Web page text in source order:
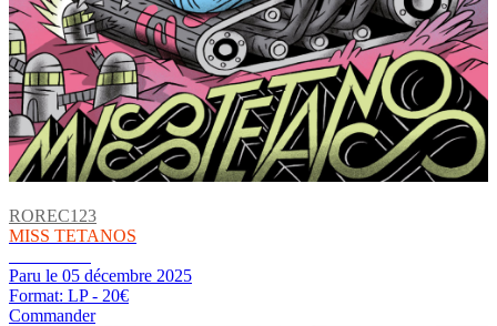
ROREC123
MISS TETANOS
Paru le 05 décembre 2025
Format: LP - 20€
Commander